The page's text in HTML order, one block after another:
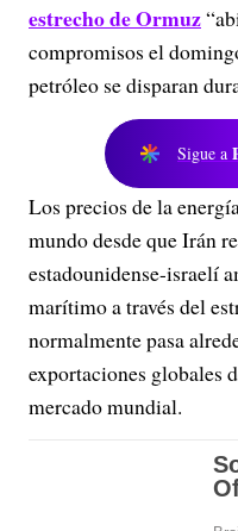
estrecho de Ormuz
compromisos el
petróleo se disparan
Sigue a
Los precios de la
mundo desde que Irán
estadounidense-israelí
marítimo a través del
normalmente pasa
exportaciones globales
mercado mundial.